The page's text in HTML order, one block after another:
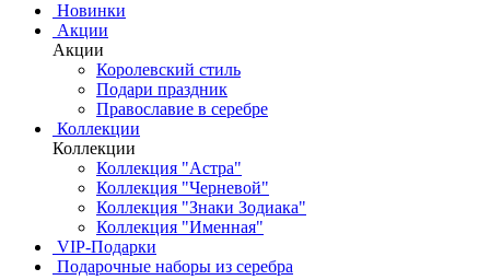
Новинки
Акции
Акции
Королевский стиль
Подари праздник
Православие в серебре
Коллекции
Коллекции
Коллекция "Астра"
Коллекция "Черневой"
Коллекция "Знаки Зодиака"
Коллекция "Именная"
VIP-Подарки
Подарочные наборы из серебра